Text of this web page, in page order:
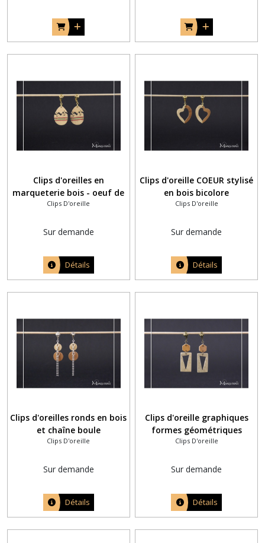
Clips d'oreilles en
marqueterie bois - oeuf de
Pâques coloré
Clips D'oreille
Sur demande
Détails
Clips d'oreille COEUR stylisé
en bois bicolore
Clips D'oreille
Sur demande
Détails
Clips d'oreilles ronds en bois
et chaîne boule
Clips D'oreille
Sur demande
Détails
Clips d'oreille graphiques
formes géométriques
rectangle triangle
Clips D'oreille
Sur demande
Détails